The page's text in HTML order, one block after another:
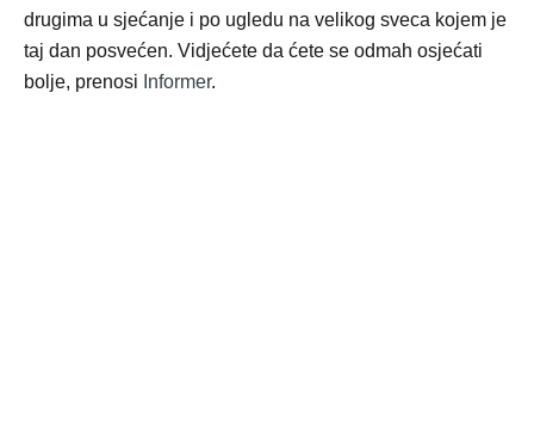
drugima u sjećanje i po ugledu na velikog sveca kojem je
taj dan posvećen. Vidjećete da ćete se odmah osjećati
bolje, prenosi Informer.